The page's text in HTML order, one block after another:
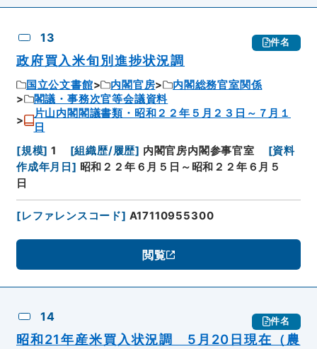
13 件名
政府買入米旬別進捗状況調
国立公文書館 内閣官房
内閣総務官室関係
閣議・事務次官等会議資料
片山内閣閣議書類・昭和２２年５月２３日～７月１
日
[規模] 1 [組織歴/履歴] 内閣官房内閣参事官室 [資料
作成年月日 ] 昭和２２年６月５日～昭和２２年６月５
日
[レファレンスコード] A17110955300
閲覧
14 件名
昭和21年産米買入状況調 5月20日現在（農